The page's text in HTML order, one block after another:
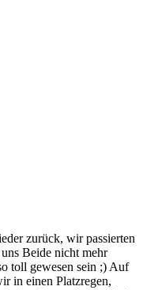
zurück, wir passierten
Beide nicht mehr
toll gewesen sein ;) Auf
in einen Platzregen,